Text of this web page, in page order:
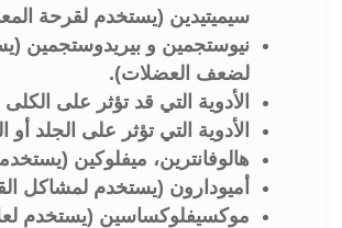
سيميتيدين (يستخدم لقرحة
نيوستجمين و بيريدوستجمين
لضعف العضلات).
الأدوية التي قد تؤثر على الكلى
الأدوية التي تؤثر على الجلد أو
هالوفانترين، ميفلوكين
أميودارون (يستخدم لمشاكل
موكسيفلوكساسين (يستخدم